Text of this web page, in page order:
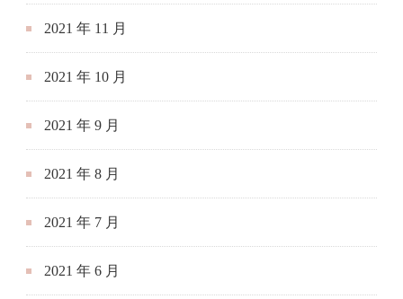
2021 年 11 月
2021 年 10 月
2021 年 9 月
2021 年 8 月
2021 年 7 月
2021 年 6 月